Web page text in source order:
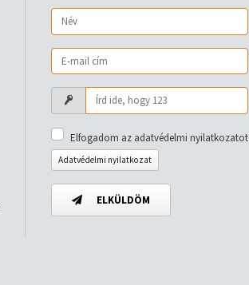
Elfogadom az adatvédelmi nyilatkozatot
Adatvédelmi nyilatkozat
ELKÜLDÖM